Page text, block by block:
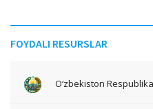
FOYDALI RESURSLAR
O‘zbekiston